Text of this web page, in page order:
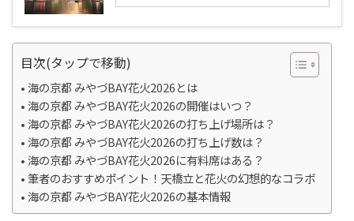
目次(タップで移動)
海の京都 みやづBAY花火2026とは
海の京都 みやづBAY花火2026の開催はいつ？
海の京都 みやづBAY花火2026の打ち上げ場所は？
海の京都 みやづBAY花火2026の打ち上げ数は？
海の京都 みやづBAY花火2026に有料席はある？
筆者のおすすめポイント！天橋立と花火の幻想的なコラボ
海の京都 みやづBAY花火2026の基本情報